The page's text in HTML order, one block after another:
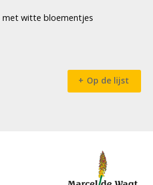
met witte bloementjes
Op de lijst